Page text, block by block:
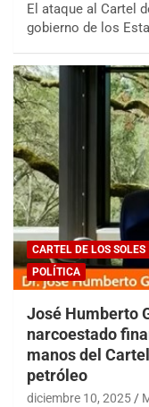
El ataque al Cartel
gobierno de los
CARTEL DE LOS SOLES
POLÍTICA
José Humberto
narcoestado
manos del
petróleo
diciembre 10, 2025